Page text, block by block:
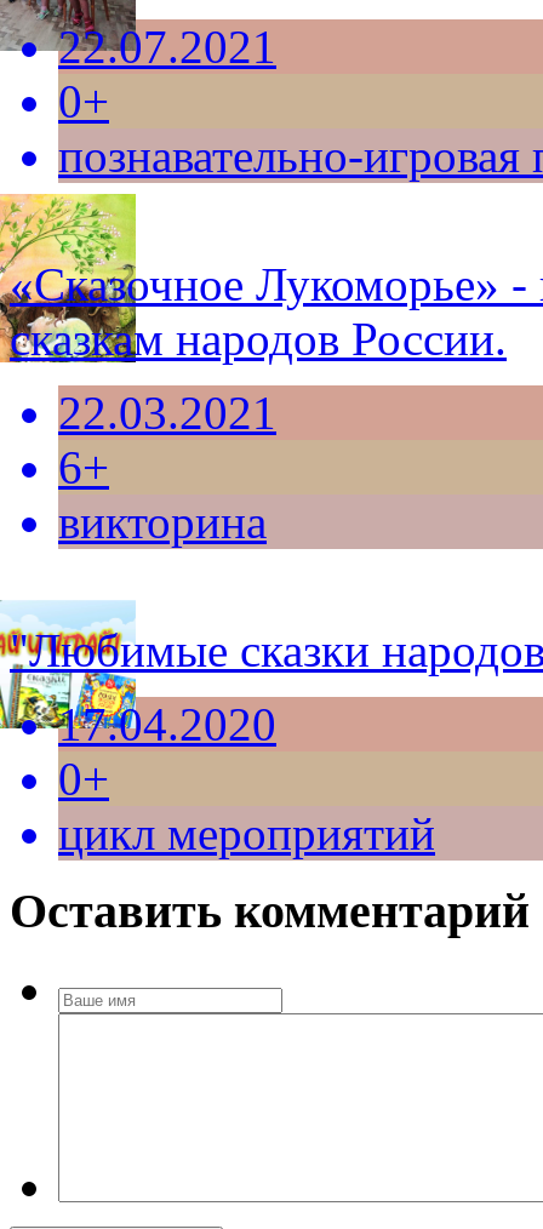
22.07.2021
0+
познавательно-
«Сказочное Лукоморье» -
сказкам народов России.
22.03.2021
6+
викторина
"Любимые сказки
17.04.2020
0+
цикл мероприятий
Оставить комментарий